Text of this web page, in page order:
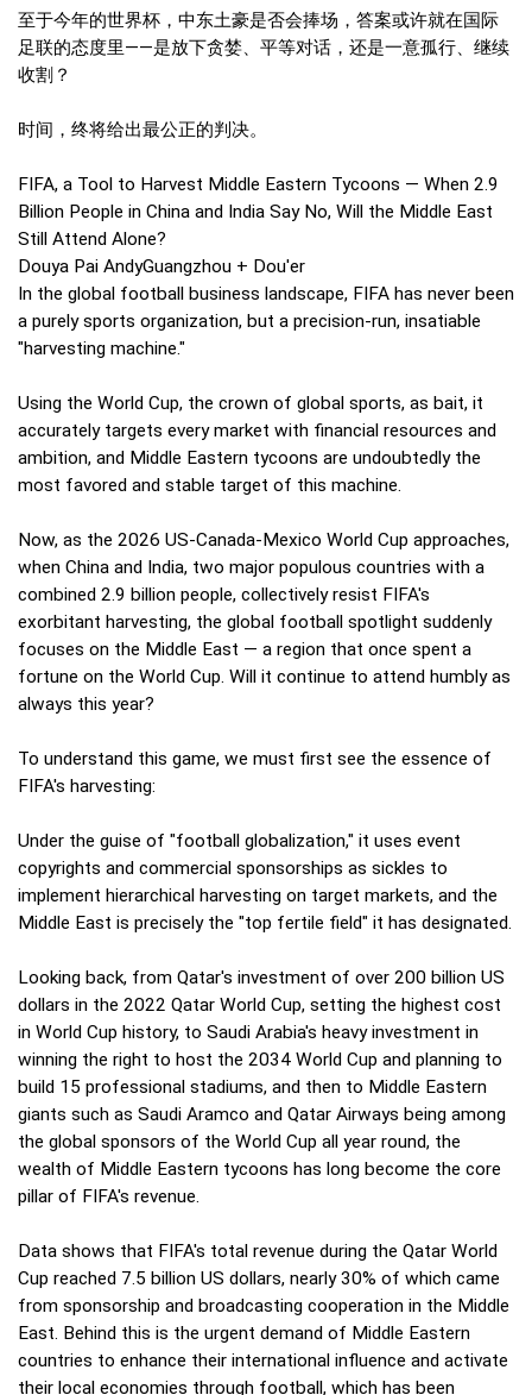
至于今年的世界杯，中东土豪是否会捧场，答案或许就在国际
足联的态度里——是放下贪婪、平等对话，还是一意孤行、继续
收割？
时间，终将给出最公正的判决。
FIFA, a Tool to Harvest Middle Eastern Tycoons — When 2.9
Billion People in China and India Say No, Will the Middle East
Still Attend Alone?
Douya Pai AndyGuangzhou + Dou'er
In the global football business landscape, FIFA has never been
a purely sports organization, but a precision-run, insatiable
"harvesting machine."
Using the World Cup, the crown of global sports, as bait, it
accurately targets every market with financial resources and
ambition, and Middle Eastern tycoons are undoubtedly the
most favored and stable target of this machine.
Now, as the 2026 US-Canada-Mexico World Cup approaches,
when China and India, two major populous countries with a
combined 2.9 billion people, collectively resist FIFA's
exorbitant harvesting, the global football spotlight suddenly
focuses on the Middle East — a region that once spent a
fortune on the World Cup. Will it continue to attend humbly as
always this year?
To understand this game, we must first see the essence of
FIFA's harvesting:
Under the guise of "football globalization," it uses event
copyrights and commercial sponsorships as sickles to
implement hierarchical harvesting on target markets, and the
Middle East is precisely the "top fertile field" it has designated.
Looking back, from Qatar's investment of over 200 billion US
dollars in the 2022 Qatar World Cup, setting the highest cost
in World Cup history, to Saudi Arabia's heavy investment in
winning the right to host the 2034 World Cup and planning to
build 15 professional stadiums, and then to Middle Eastern
giants such as Saudi Aramco and Qatar Airways being among
the global sponsors of the World Cup all year round, the
wealth of Middle Eastern tycoons has long become the core
pillar of FIFA's revenue.
Data shows that FIFA's total revenue during the Qatar World
Cup reached 7.5 billion US dollars, nearly 30% of which came
from sponsorship and broadcasting cooperation in the Middle
East. Behind this is the urgent demand of Middle Eastern
countries to enhance their international influence and activate
their local economies through football, which has been